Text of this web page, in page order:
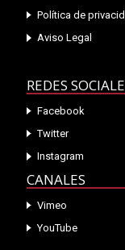
Política de
Aviso Legal
REDES
Facebook
Twitter
Instagram
CANALES
Vimeo
YouTube